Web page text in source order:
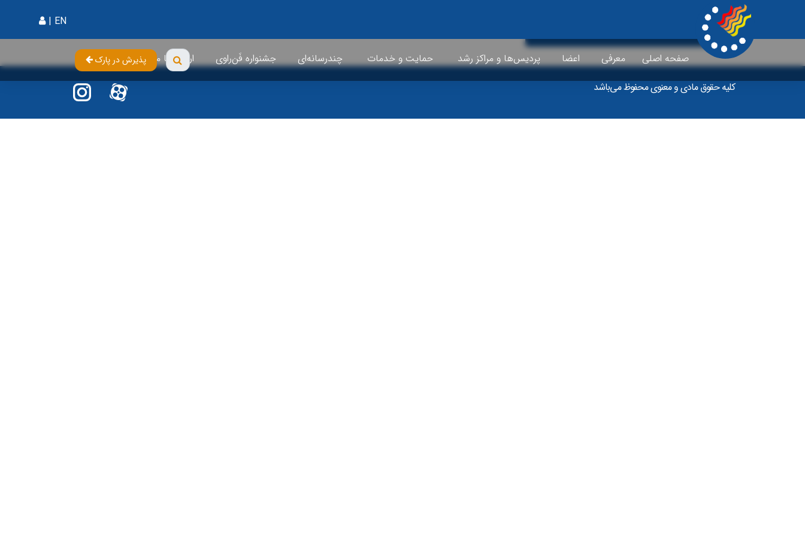
EN
|
صفحه اصلی معرفی اعضا پردیس‌ها و مراکز رشد حمایت و خدمات چندرسانه‌ای جشنواره فَن‌راوی ارتباط با ما پذیرش در پارک
Videos
کلیه حقوق مادی و معنوی محفوظ می‌باشد